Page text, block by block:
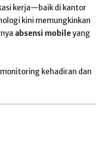
kerja—baik di kantor
kini memungkinkan
absensi mobileyang
kehadiran dan